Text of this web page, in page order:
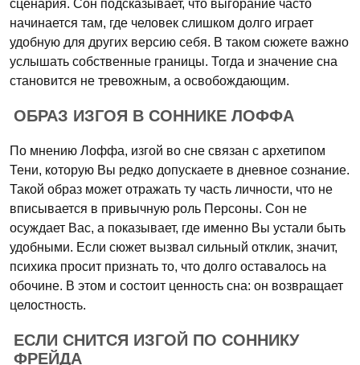
сценария. Сон подсказывает, что выгорание часто
начинается там, где человек слишком долго играет
удобную для других версию себя. В таком сюжете важно
услышать собственные границы. Тогда и значение сна
становится не тревожным, а освобождающим.
ОБРАЗ ИЗГОЯ В СОННИКЕ ЛОФФА
По мнению Лоффа, изгой во сне связан с архетипом
Тени, которую Вы редко допускаете в дневное сознание.
Такой образ может отражать ту часть личности, что не
вписывается в привычную роль Персоны. Сон не
осуждает Вас, а показывает, где именно Вы устали быть
удобными. Если сюжет вызвал сильный отклик, значит,
психика просит признать то, что долго оставалось на
обочине. В этом и состоит ценность сна: он возвращает
целостность.
ЕСЛИ СНИТСЯ ИЗГОЙ ПО СОННИКУ
ФРЕЙДА